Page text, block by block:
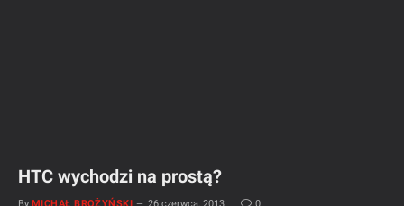
HTC wychodzi na prostą?